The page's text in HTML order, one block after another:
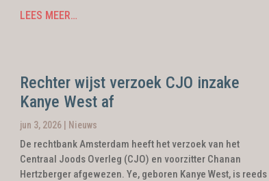
LEES MEER…
Rechter wijst verzoek CJO inzake
Kanye West af
jun 3, 2026 Nieuws
De rechtbank Amsterdam heeft het verzoek van het
Centraal Joods Overleg (CJO) en voorzitter Chanan
Hertzberger afgewezen. Ye, geboren Kanye West, is reeds